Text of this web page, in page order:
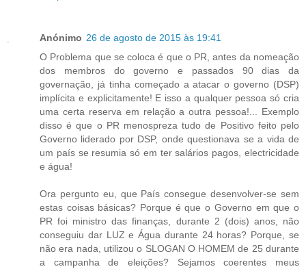
Anónimo 26 de agosto de 2015 às 19:41
O Problema que se coloca é que o PR, antes da nomeação
dos membros do governo e passados 90 dias da
governação, já tinha começado a atacar o governo (DSP)
implícita e explicitamente! E isso a qualquer pessoa só cria
uma certa reserva em relação a outra pessoa!... Exemplo
disso é que o PR menospreza tudo de Positivo feito pelo
Governo liderado por DSP, onde questionava se a vida de
um país se resumia só em ter salários pagos, electricidade
e água!
Ora pergunto eu, que País consegue desenvolver-se sem
estas coisas básicas? Porque é que o Governo em que o
PR foi ministro das finanças, durante 2 (dois) anos, não
conseguiu dar LUZ e Água durante 24 horas? Porque, se
não era nada, utilizou o SLOGAN O HOMEM de 25 durante
a campanha de eleições? Sejamos coerentes meus